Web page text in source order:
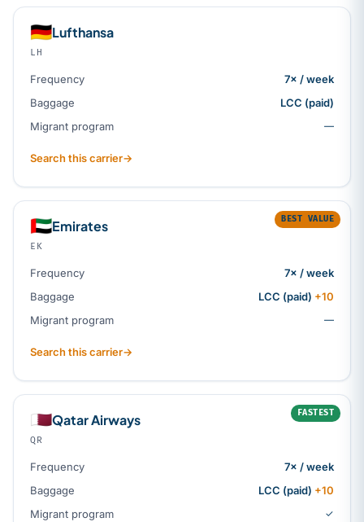
🇩🇪Lufthansa
LH
Frequency
7× / week
Baggage
LCC (paid)
Migrant program
—
Search this carrier→
BEST VALUE
🇦🇪Emirates
EK
Frequency
7× / week
Baggage
LCC (paid) +10
Migrant program
—
Search this carrier→
FASTEST
🇶🇦Qatar Airways
QR
Frequency
7× / week
Baggage
LCC (paid) +10
Migrant program
✓